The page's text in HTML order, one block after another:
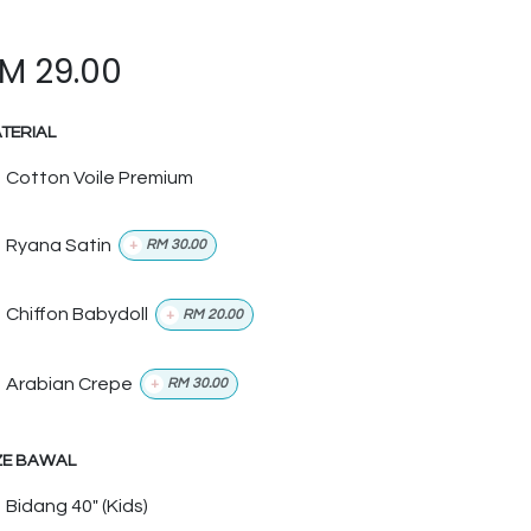
29.00
Cotton Voile Premium
Ryana Satin + RM 30.00
Chiffon Babydoll + RM 20.00
Arabian Crepe + RM 30.00
BAWAL
Bidang 40" (Kids)